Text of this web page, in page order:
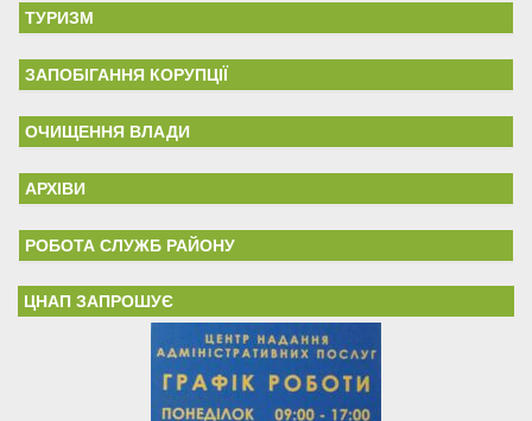
ТУРИЗМ
ЗАПОБІГАННЯ КОРУПЦІЇ
ОЧИЩЕННЯ ВЛАДИ
АРХІВИ
РОБОТА СЛУЖБ РАЙОНУ
ЦНАП ЗАПРОШУЄ